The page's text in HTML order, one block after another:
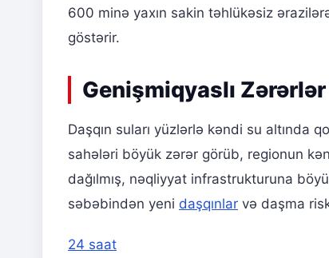
600 minə yaxın sakin təhlükəsiz
göstərir.
Genişmiqyaslı
Daşqın suları yüzlərlə kəndi su altında
sahələri böyük zərər görüb, regionun
dağılmış, nəqliyyat infrastrukturuna
səbəbindən yeni daşqınlar və daşma
24 saat